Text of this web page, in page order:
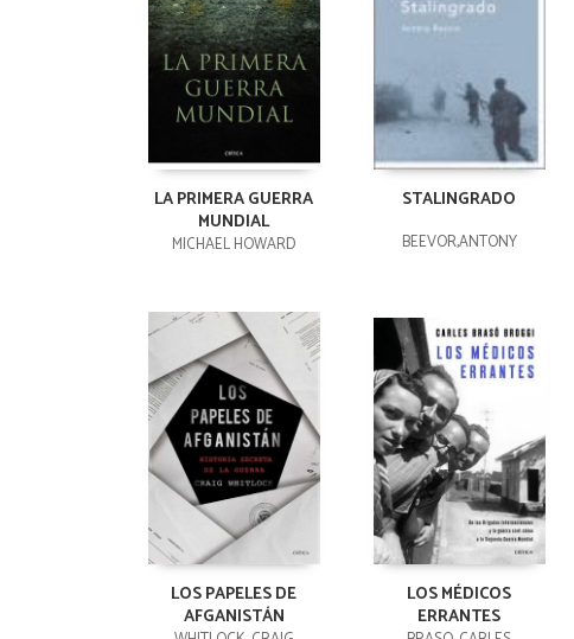
LA PRIMERA GUERRA
MUNDIAL
MICHAEL HOWARD
STALINGRADO
BEEVOR,ANTONY
LOS PAPELES DE
AFGANISTÁN
LOS MÉDICOS
ERRANTES